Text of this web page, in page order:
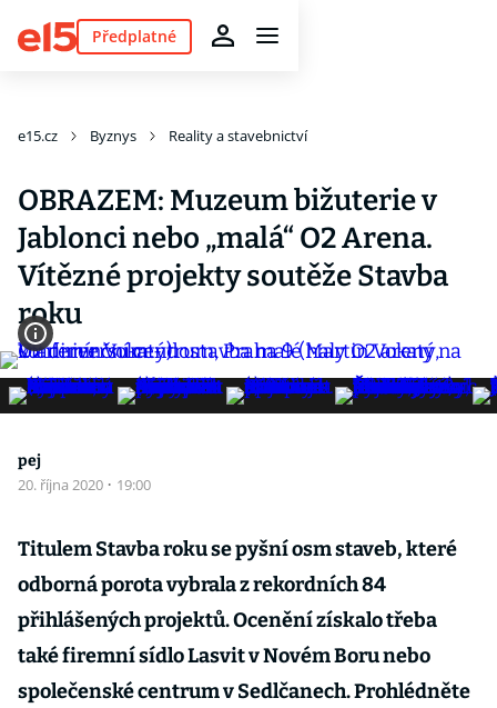
Předplatné
e15.cz Byznys Reality a stavebnictví
OBRAZEM: Muzeum bižuterie v
Jablonci nebo „malá“ O2 Arena.
Vítězné projekty soutěže Stavba
roku
pej
20. října 2020 · 19:00
Titulem Stavba roku se pyšní osm staveb, které
odborná porota vybrala z rekordních 84
přihlášených projektů. Ocenění získalo třeba
také firemní sídlo Lasvit v Novém Boru nebo
společenské centrum v Sedlčanech. Prohlédněte